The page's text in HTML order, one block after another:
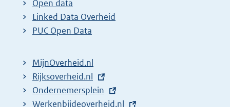
Open data
Linked Data Overheid
PUC Open Data
MijnOverheid.nl
E
x
t
Rijksoverheid.nl
E
x
Ondernemersplein
E
Werkenbijdeoverheid.nl